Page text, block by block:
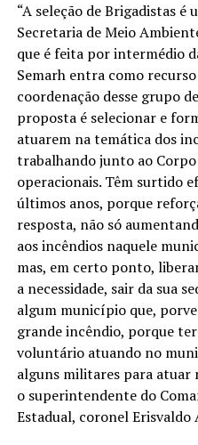
“A seleção de Brigadistas é
Secretaria de Meio
que é feita por intermédio
Semarh entra como
coordenação desse grupo
proposta é selecionar e
atuarem na temática dos
trabalhando junto ao Corpo
operacionais. Têm surtido
últimos anos, porque
resposta, não só
aos incêndios naquele
mas, em certo ponto,
a necessidade, sair da sua
algum município que,
grande incêndio, porque
voluntário atuando no
alguns militares para atuar
o superintendente do
Estadual, coronel Erisvaldo